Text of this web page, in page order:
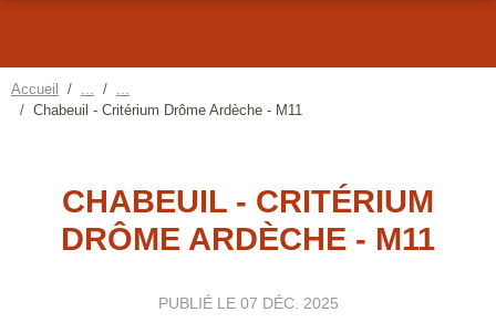
Accueil
Chabeuil - Critérium Drôme Ardèche - M11
CHABEUIL - CRITÉRIUM
DRÔME ARDÈCHE - M11
PUBLIÉ LE 07 DÉC. 2025